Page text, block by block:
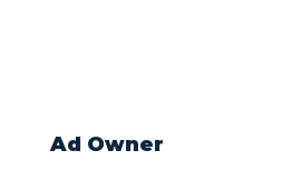
Ad Owner